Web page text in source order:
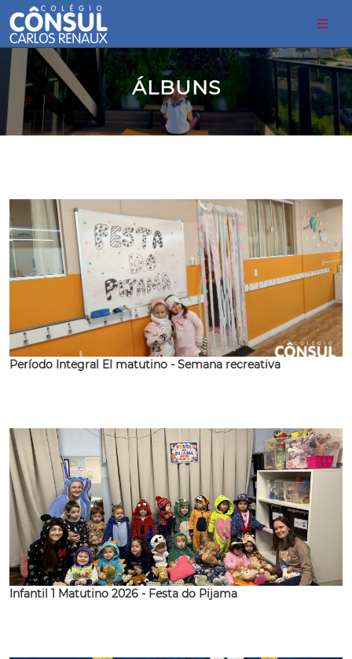
ÁLBUNS
Período Integral EI matutino - Semana recreativa
Infantil 1 Matutino 2026 - Festa do Pijama